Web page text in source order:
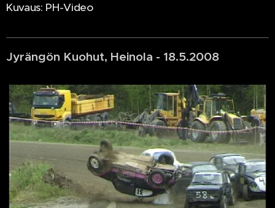
Kuvaus: PH-Video
Jyrängön Kuohut, Heinola - 18.5.2008